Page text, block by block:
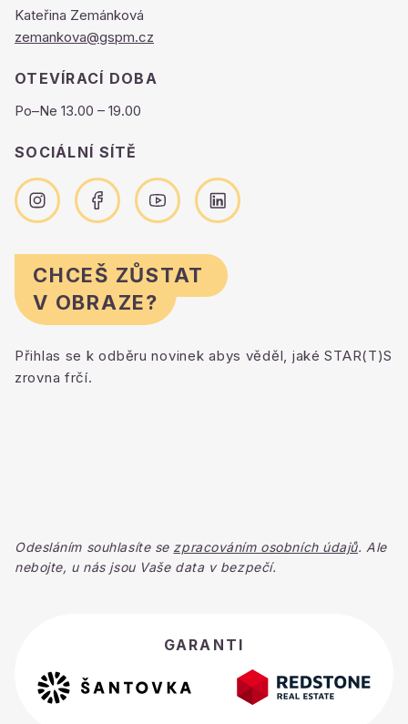
Kateřina Zemánková
zemankova@gspm.cz
OTEVÍRACÍ DOBA
Po–Ne 13.00 – 19.00
SOCIÁLNÍ SÍTĚ
CHCEŠ ZŮSTAT
V OBRAZE?
Přihlas se k odběru novinek abys věděl, jaké STAR(T)S
zrovna frčí.
Odesláním souhlasíte se zpracováním osobních údajů. Ale
nebojte, u nás jsou Vaše data v bezpečí.
GARANTI